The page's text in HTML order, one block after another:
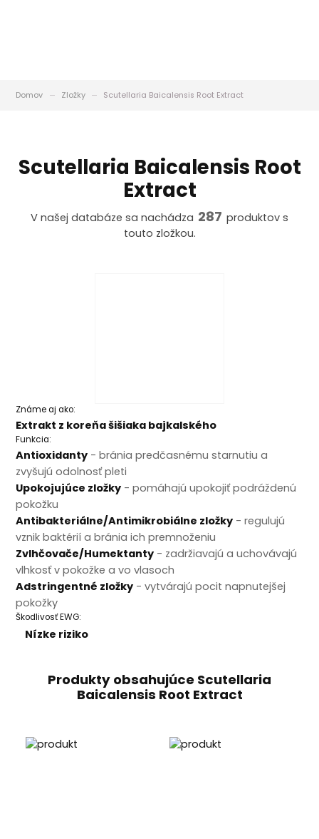
Domov Zložky Scutellaria Baicalensis Root Extract
Scutellaria Baicalensis Root
Extract
V našej databáze sa nachádza 287 produktov s
touto zložkou.
Známe aj ako:
Extrakt z koreňa šišiaka bajkalského
Funkcia:
Antioxidanty - bránia predčasnému starnutiu a
zvyšujú odolnosť pleti
Upokojujúce zložky - pomáhajú upokojiť podráždenú
pokožku
Antibakteriálne/Antimikrobiálne zložky - regulujú
vznik baktérií a bránia ich premnoženiu
Zvlhčovače/Humektanty - zadržiavajú a uchovávajú
vlhkosť v pokožke a vo vlasoch
Adstringentné zložky - vytvárajú pocit napnutejšej
pokožky
Škodlivosť EWG:
Nízke riziko
Produkty obsahujúce Scutellaria
Baicalensis Root Extract